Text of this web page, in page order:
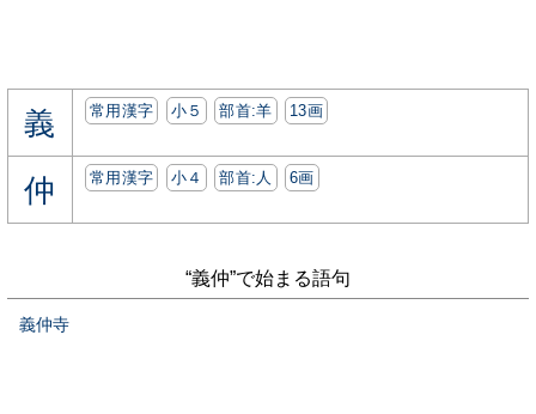
義 常用漢字 小５ 部首:⽺ 13画
仲 常用漢字 小４ 部首:⼈ 6画
“義仲”で始まる語句
義仲寺